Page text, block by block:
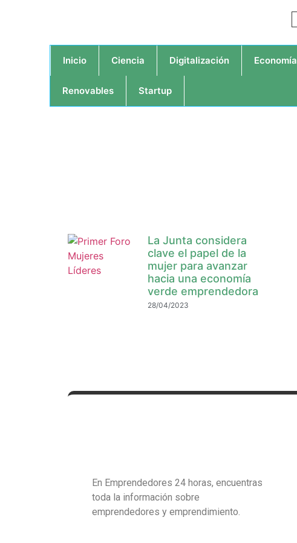
Inicio Ciencia Digitalización Economía
Renovables Startup
La Junta considera
clave el papel de la
mujer para avanzar
hacia una economía
verde emprendedora
28/04/2023
En Emprendedores 24 horas, encuentras
toda la información sobre
emprendedores y emprendimiento.